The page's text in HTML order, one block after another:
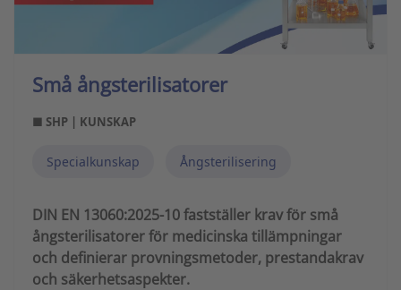
Små ångsterilisatorer
■ SHP | KUNSKAP
Specialkunskap Ångsterilisering
DIN EN 13060:2025-10 fastställer krav för små
ångsterilisatorer för medicinska tillämpningar
och definierar provningsmetoder, prestandakrav
och säkerhetsaspekter.